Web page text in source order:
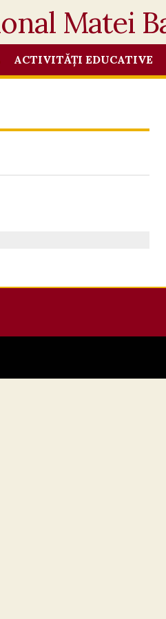
ACTIVITĂȚI EDUCATIVE